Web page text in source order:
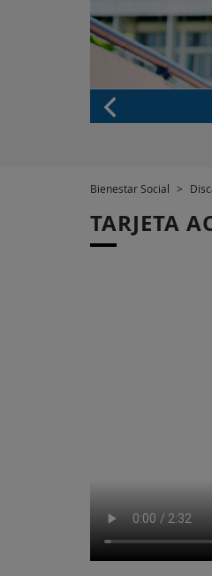
Bienestar Social >
TARJETA